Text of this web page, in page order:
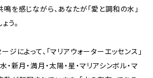
鳴を感じながら、あなたが「愛と調和の水」
う。
ジによって、「マリアウォーターエッセンス」
・新月・満月・太陽・星・マリアシンボル・マ